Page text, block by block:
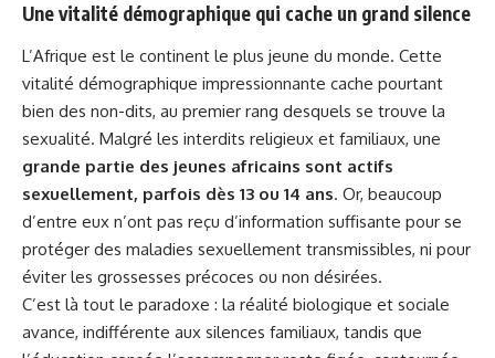
Une vitalité démographique qui cache un grand silence
L’Afrique est le continent le plus jeune du monde. Cette
vitalité démographique impressionnante cache pourtant
bien des non-dits, au premier rang desquels se trouve la
sexualité. Malgré les interdits religieux et familiaux, une
grande partie des jeunes africains sont actifs
sexuellement, parfois dès 13 ou 14 ans. Or, beaucoup
d’entre eux n’ont pas reçu d’information suffisante pour se
protéger des maladies sexuellement transmissibles, ni pour
éviter les grossesses précoces ou non désirées.
C’est là tout le paradoxe : la réalité biologique et sociale
avance, indifférente aux silences familiaux, tandis que